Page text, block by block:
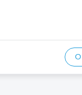
-Опыт